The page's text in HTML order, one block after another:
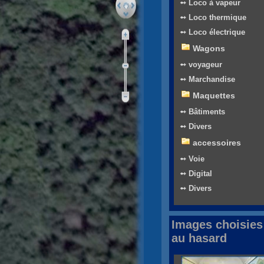
➻ Loco à vapeur
➻ Loco thermique
➻ Loco électrique
Wagons
➻ voyageur
➻ Marchandise
Maquettes
➻ Bâtiments
➻ Divers
accessoires
➻ Voie
➻ Digital
➻ Divers
Images choisies
au hasard